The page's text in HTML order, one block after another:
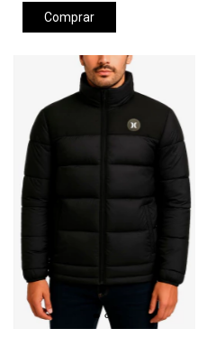
Comprar